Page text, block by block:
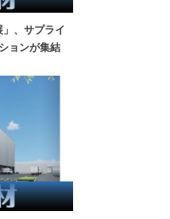
」、サプライ
ョンが集結